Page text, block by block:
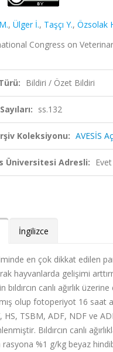
, Ülger İ., Taşçı Y., Özsolak
Congress on
Bildiri / Özet Bildiri
ss.132
Koleksiyonu: AVESİS
Üniversitesi Adresli: Evet
İngilizce
en çok dikkat edilen
hayvanlarda gelişimi
bıldırcın canlı ağırlık
olup fotoperiyot 16 saat
HS, TSBM, ADF, NDF ve
Bıldırcın canlı
rasyona %1 g/kg beyaz